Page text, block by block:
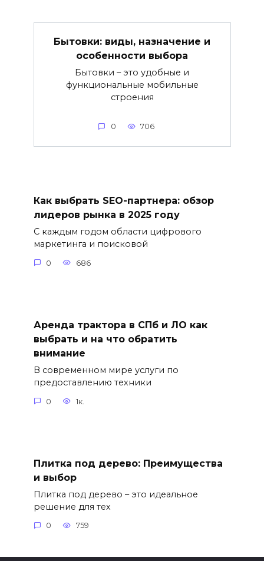
Бытовки: виды, назначение и
особенности выбора
Бытовки – это удобные и
функциональные мобильные
строения
0 706
Как выбрать SEO-партнера: обзор
лидеров рынка в 2025 году
С каждым годом области цифрового
маркетинга и поисковой
0 686
Аренда трактора в СПб и ЛО как
выбрать и на что обратить
внимание
В современном мире услуги по
предоставлению техники
0 1к.
Плитка под дерево: Преимущества
и выбор
Плитка под дерево – это идеальное
решение для тех
0 759